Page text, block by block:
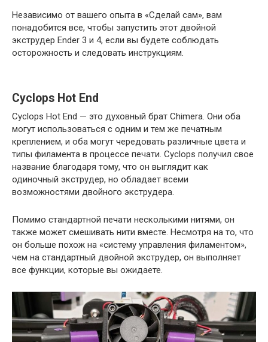
Независимо от вашего опыта в «Сделай сам», вам
понадобится все, чтобы запустить этот двойной
экструдер Ender 3 и 4, если вы будете соблюдать
осторожность и следовать инструкциям.
Cyclops Hot End
Cyclops Hot End — это духовный брат Chimera. Они оба
могут использоваться с одним и тем же печатным
креплением, и оба могут чередовать различные цвета и
типы филамента в процессе печати. Cyclops получил свое
название благодаря тому, что он выглядит как
одиночный экструдер, но обладает всеми
возможностями двойного экструдера.
Помимо стандартной печати несколькими нитями, он
также может смешивать нити вместе. Несмотря на то, что
он больше похож на «систему управления филаментом»,
чем на стандартный двойной экструдер, он выполняет
все функции, которые вы ожидаете.